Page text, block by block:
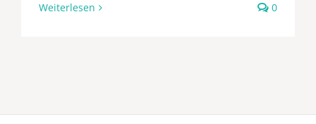
Weiterlesen 0